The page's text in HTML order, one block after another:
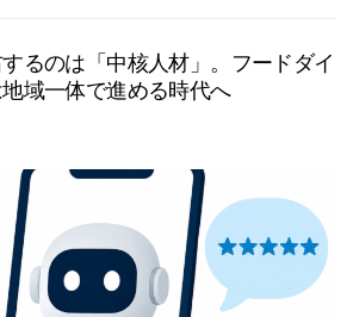
るのは「中核人材」。フードダイ
域一体で進める時代へ